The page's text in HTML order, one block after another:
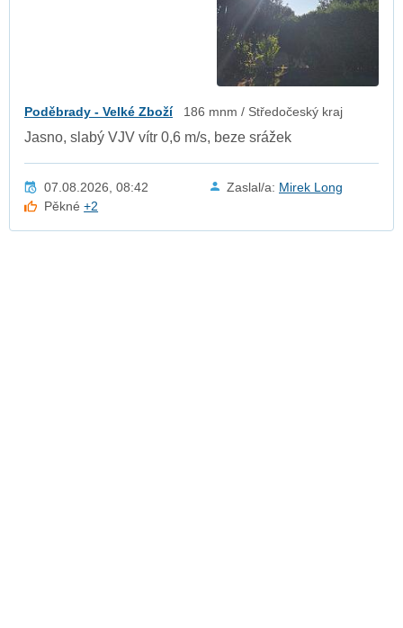
Poděbrady - Velké Zboží 186 mnm / Středočeský kraj
Jasno, slabý VJV vítr 0,6 m/s, beze srážek
07.08.2026, 08:42 Zaslal/a: Mirek Long
Pěkné+2